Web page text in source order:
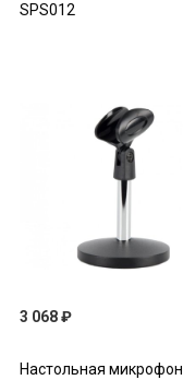
SPS012
3 068 ₽
Настольная